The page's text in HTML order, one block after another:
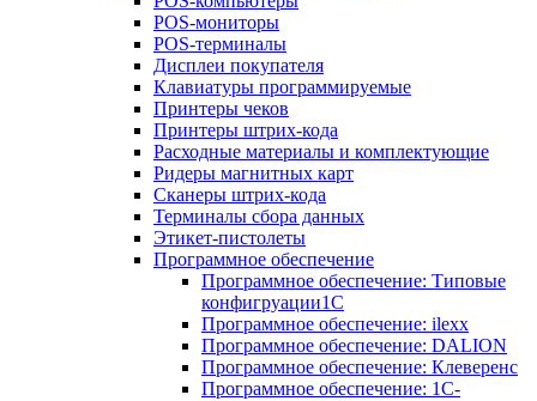
POS-мониторы
POS-терминалы
Дисплеи покупателя
Клавиатуры программируемые
Принтеры чеков
Принтеры штрих-кода
Расходные материалы и комплектующие
Ридеры магнитных карт
Сканеры штрих-кода
Терминалы сбора данных
Этикет-пистолеты
Программное обеспечение
Программное обеспечение: Типовые
конфигруации1С
Программное обеспечение: ilexx
Программное обеспечение: DALION
Программное обеспечение: Клеверенс
Программное обеспечение: 1С-